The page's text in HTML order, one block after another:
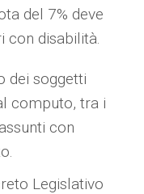
del 7% deve
con disabilità.
dei soggetti
computo, tra i
con
Legislativo